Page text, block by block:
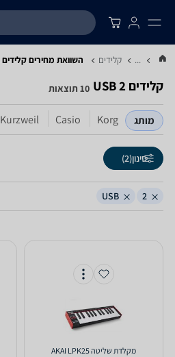
... קלידים השוואת מחירים קלידים ‏2 ‏USB
קלידים ‏2 ‏USB 10 תוצאות
מותג Korg
Casio
Kurzweil
סינון(2)
2
USB
‏מקלדת שליטה AKAI LPK25